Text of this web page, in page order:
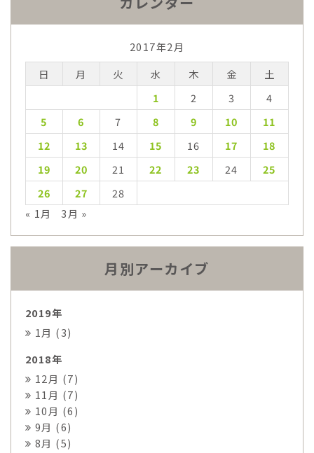
2017年2月
日
月 火 水 木 金
土
1
2 3
4
5
6 7 8 9 10
11
12
13 14 15 16 17
18
19
20 21 22 23 24
25
26
27
28
« 1月
3月 »
月別アーカイブ
2019年
1月 (3)
2018年
12月 (7)
11月 (7)
10月 (6)
9月 (6)
8月 (5)